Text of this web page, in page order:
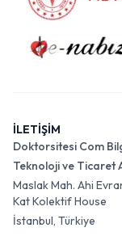
İLETİŞİM
Doktorsitesi Com
Teknoloji ve Ticaret
Maslak Mah. Ahi
Kat Kolektif House
İstanbul, Türkiye